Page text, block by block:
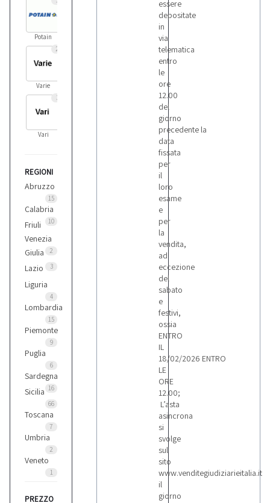
Potain
2
Varie
3
Vari
REGIONI
Abruzzo
15
Calabria
10
Friuli
Venezia
Giulia
2
Lazio 3
Liguria
4
Lombardia
15
Piemonte
9
Puglia
6
Sardegna
16
Sicilia
66
Toscana
7
Umbria
2
Veneto
1
PREZZO
essere
depositate
in
via
telematica
entro
le
ore
12.00
del
giorno
precedente la
data
fissata
per
il
loro
esame
e
per
la
vendita,
ad
eccezione
del
sabato
e
festivi,
ossia
ENTRO
IL
18/02/2026 ENTRO
LE
ORE
12.00;
L’asta
asincrona
si
svolge
sul
sito
www.venditegiudiziarieitalia.it
il
giorno